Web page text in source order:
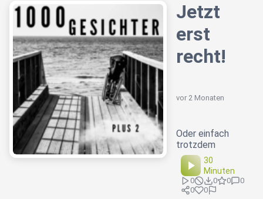
Jetzt
erst
recht!
vor 2 Monaten
Oder einfach
trotzdem
30
Minuten
0 0 0
0
0
0